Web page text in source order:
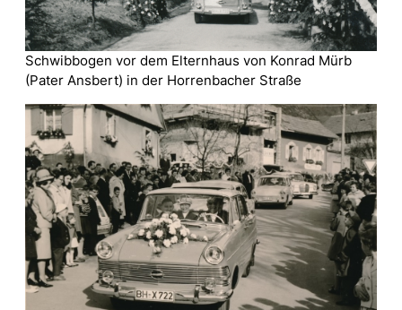
Schwibbogen vor dem Elternhaus von Konrad Mürb
(Pater Ansbert) in der Horrenbacher Straße